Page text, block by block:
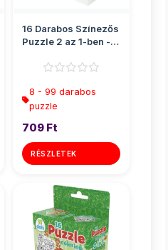
16 Darabos Színezős
Puzzle 2 az 1-ben -
8 - 99 darabos
puzzle
709 Ft
RÉSZLETEK